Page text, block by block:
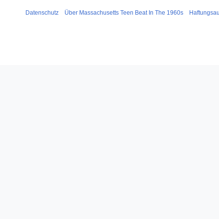
Datenschutz Über Massachusetts Teen Beat In The 1960s